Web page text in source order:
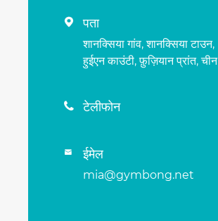
 पता
शानक्सिया गांव, शानक्सिया टाउन,
हुईएन काउंटी, फ़ुज़ियान प्रांत, चीन
 टेलीफोन
 ईमेल
mia@gymbong.net